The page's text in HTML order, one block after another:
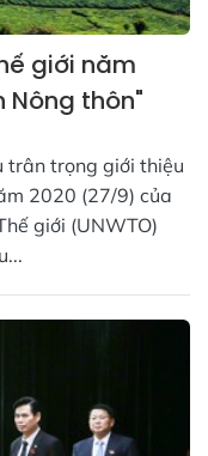
giới năm
Nông thôn"
trân trọng giới thiệu
2020 (27/9) của
giới (UNWTO)